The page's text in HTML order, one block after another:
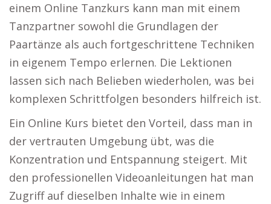
einem Online Tanzkurs kann man mit einem
Tanzpartner sowohl die Grundlagen der
Paartänze als auch fortgeschrittene Techniken
in eigenem Tempo erlernen. Die Lektionen
lassen sich nach Belieben wiederholen, was bei
komplexen Schrittfolgen besonders hilfreich ist.
Ein Online Kurs bietet den Vorteil, dass man in
der vertrauten Umgebung übt, was die
Konzentration und Entspannung steigert. Mit
den professionellen Videoanleitungen hat man
Zugriff auf dieselben Inhalte wie in einem